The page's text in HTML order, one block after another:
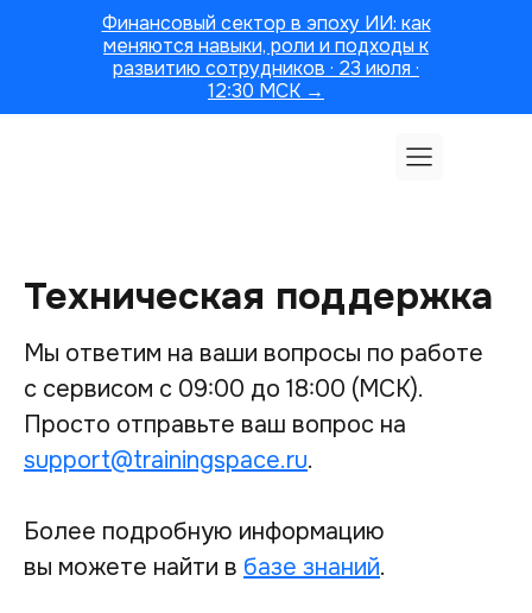
Финансовый сектор в эпоху ИИ: как
меняются навыки, роли и подходы к
развитию сотрудников · 23 июля ·
12:30 МСК →
Техническая поддержка
Мы ответим на ваши вопросы по работе
с сервисом с 09:00 до 18:00 (МСК).
Просто отправьте ваш вопрос на
support@trainingspace.ru.
Более подробную информацию
вы можете найти в базе знаний.